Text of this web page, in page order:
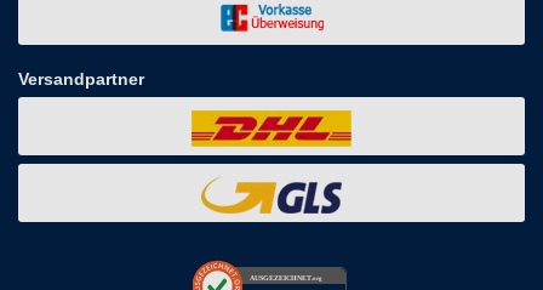
Versandpartner
AUSGEZEICHNET.org